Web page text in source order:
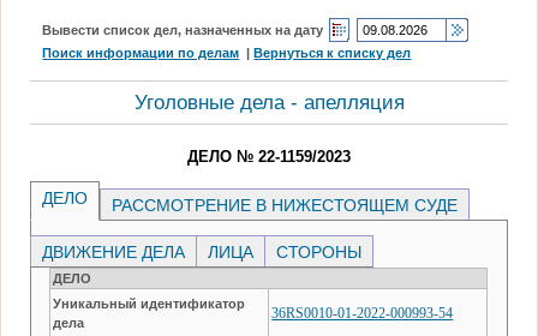
Вывести список дел, назначенных на дату
Поиск информации по делам |Вернуться к списку дел
Уголовные дела - апелляция
ДЕЛО № 22-1159/2023
ДЕЛО РАССМОТРЕНИЕ В НИЖЕСТОЯЩЕМ СУДЕ
ДВИЖЕНИЕ ДЕЛА ЛИЦА СТОРОНЫ
ДЕЛО
Уникальный идентификатор
дела
36RS0010-01-2022-000993-54